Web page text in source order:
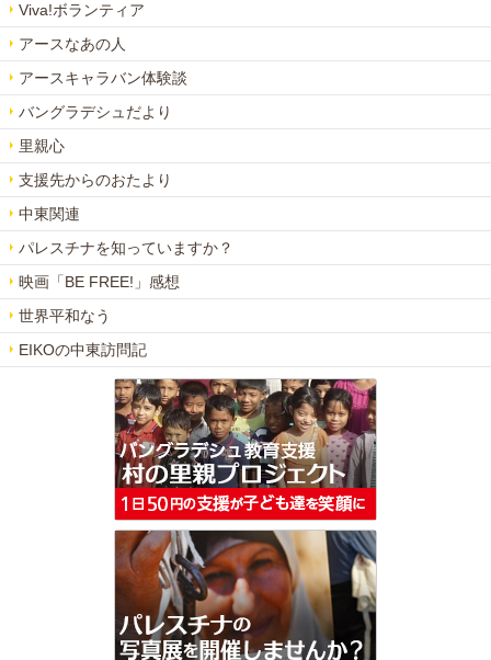
Viva!ボランティア
アースなあの人
アースキャラバン体験談
バングラデシュだより
里親心
支援先からのおたより
中東関連
パレスチナを知っていますか？
映画「BE FREE!」感想
世界平和なう
EIKOの中東訪問記